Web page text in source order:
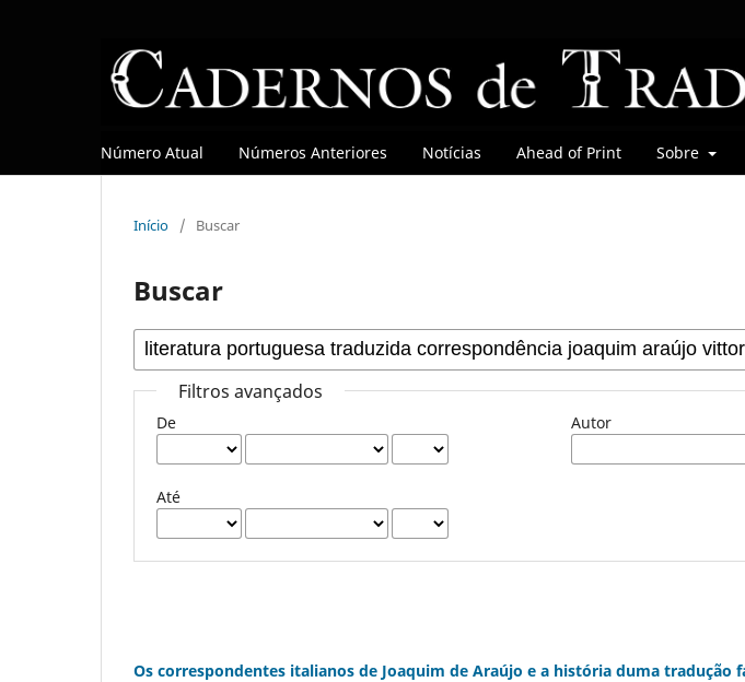
Número Atual Números Anteriores Notícias Ahead of Print Sobre
Início / Buscar
Buscar
Filtros avançados
De
Até
Autor
Os correspondentes italianos de Joaquim de Araújo e a história duma tradução